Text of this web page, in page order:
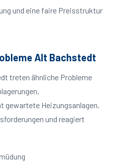
und eine faire Preisstruktur
Alt Bachstedt
treten ähnliche Probleme
gewartete Heizungsanlagen.
und reagiert